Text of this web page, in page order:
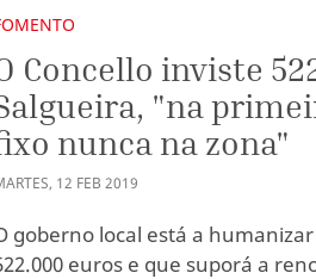
Concello inviste
"na
nunca na zona"
, 12 FEB 2019
goberno local está a
euros e que suporá a